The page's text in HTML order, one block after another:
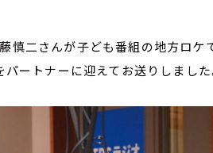
慎二さんが子ども番組の地方ロケ
ートナーに迎えてお送りしました